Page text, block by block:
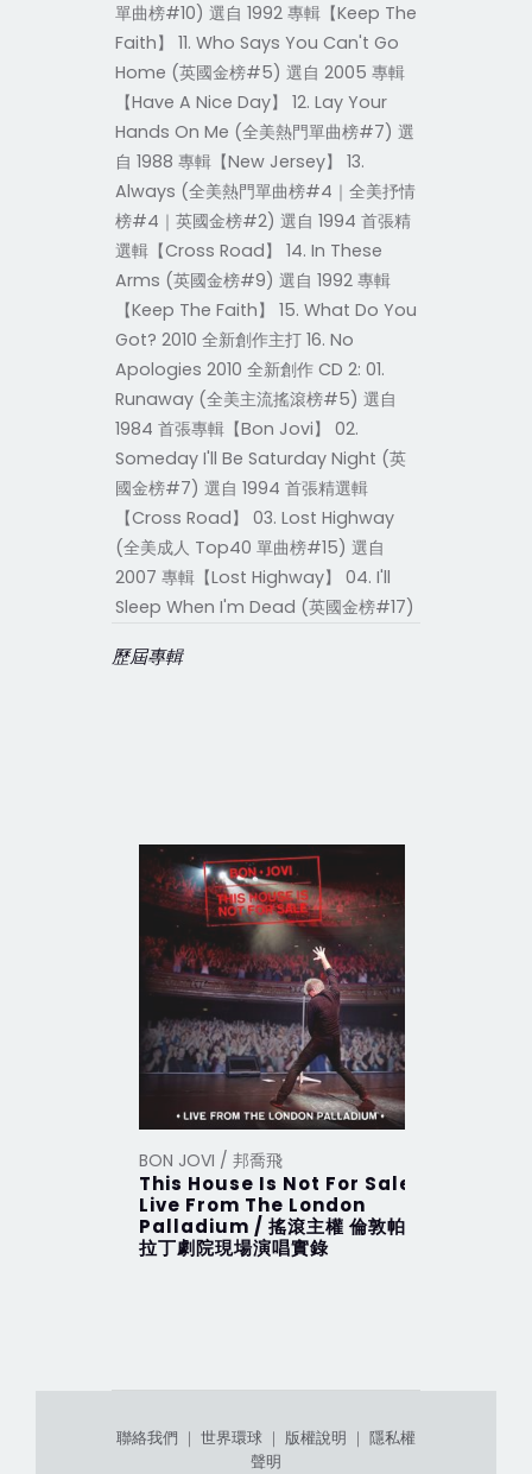
單曲榜#10) 選自 1992 專輯【Keep The
Faith】 11. Who Says You Can't Go
Home (英國金榜#5) 選自 2005 專輯
【Have A Nice Day】 12. Lay Your
Hands On Me (全美熱門單曲榜#7) 選
自 1988 專輯【New Jersey】 13.
Always (全美熱門單曲榜#4｜全美抒情
榜#4｜英國金榜#2) 選自 1994 首張精
選輯【Cross Road】 14. In These
Arms (英國金榜#9) 選自 1992 專輯
【Keep The Faith】 15. What Do You
Got? 2010 全新創作主打 16. No
Apologies 2010 全新創作 CD 2: 01.
Runaway (全美主流搖滾榜#5) 選自
1984 首張專輯【Bon Jovi】 02.
Someday I'll Be Saturday Night (英
國金榜#7) 選自 1994 首張精選輯
【Cross Road】 03. Lost Highway
(全美成人 Top40 單曲榜#15) 選自
2007 專輯【Lost Highway】 04. I'll
Sleep When I'm Dead (英國金榜#17)
歷屆專輯
BON JOVI / 邦喬飛
This House Is Not For Sale
Live From The London
Palladium / 搖滾主權 倫敦帕
拉丁劇院現場演唱實錄
聯絡我們 ｜ 世界環球 ｜ 版權說明 ｜ 隱私權
聲明